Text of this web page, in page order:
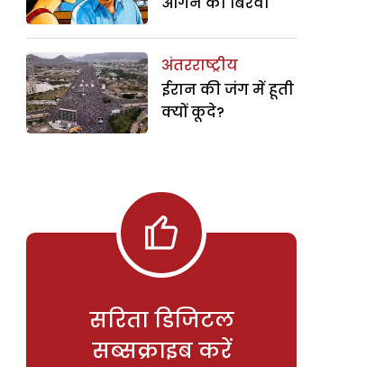
अंतरराष्ट्रीय
ईरान की जंग में हूती
क्यों कूदे?
सरिता डिजिटल
सब्सक्राइब करें